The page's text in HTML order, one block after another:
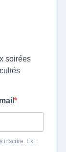
soirées
inscrire. Ex. :